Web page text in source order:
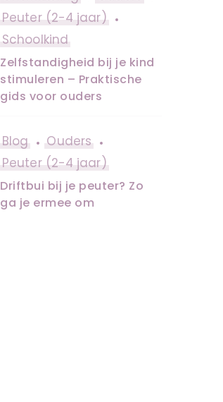
Peuter (2-4 jaar)
Schoolkind
Zelfstandigheid bij je kind
stimuleren – Praktische
gids voor ouders
Blog
Ouders
Peuter (2-4 jaar)
Driftbui bij je peuter? Zo
ga je ermee om